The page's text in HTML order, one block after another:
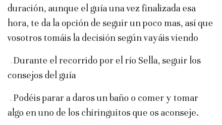
duración, aunque el guía una vez finalizada esa
hora, te da la opción de seguir un poco mas, así que
vosotros tomáis la decisión según vayáis viendo
– Durante el recorrido por el río Sella, seguir los
consejos del guía
– Podéis parar a daros un baño o comer y tomar
algo en uno de los chiringuitos que os aconseje.